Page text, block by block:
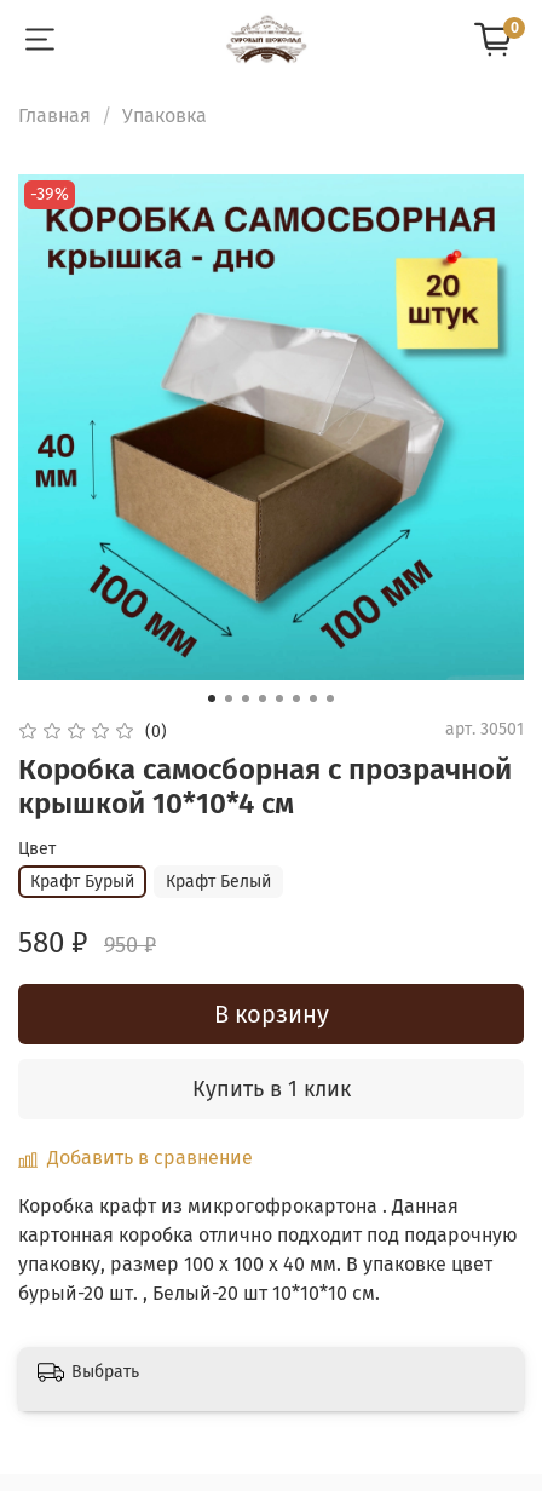
0
Главная Упаковка
-39%
(0) арт. 30501
Коробка самосборная с прозрачной
крышкой 10*10*4 см
Цвет
Крафт Бурый
Крафт Белый
580 ₽ 950 ₽
В корзину
Купить в 1 клик
Добавить в сравнение
Коробка крафт из микрогофрокартона . Данная
картонная коробка отлично подходит под подарочную
упаковку, размер 100 х 100 х 40 мм. В упаковке цвет
бурый-20 шт. , Белый-20 шт 10*10*10 см.
Выбрать